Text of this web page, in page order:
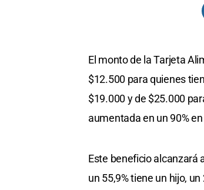
El monto de la Tarjeta
$12.500 para quienes
$19.000 y de $25.000
aumentada en un 90%
Este beneficio alcanzará
un 55,9% tiene un hijo,